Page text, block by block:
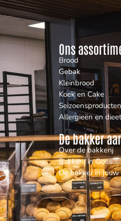
Ons
Brood
Gebak
Kleinbrood
Koek en Cake
Seizoensproducten
Allergieën en
De bakker
Over de bakkerij
Bakkerij in Goes
De bakker in jouw